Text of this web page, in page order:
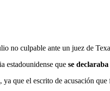
no culpable ante un juez de
estadounidense que se
que el escrito de acusación